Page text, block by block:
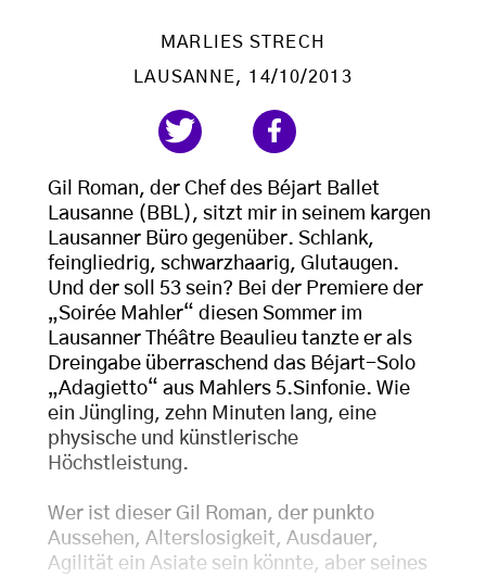
MARLIES STRECH
LAUSANNE , 14/10/2013
Gil Roman, der Chef des Béjart Ballet
Lausanne (BBL), sitzt mir in seinem kargen
Lausanner Büro gegenüber. Schlank,
feingliedrig, schwarzhaarig, Glutaugen.
Und der soll 53 sein? Bei der Premiere der
„Soirée Mahler“ diesen Sommer im
Lausanner Théâtre Beaulieu tanzte er als
Dreingabe überraschend das Béjart-Solo
„Adagietto“ aus Mahlers 5.Sinfonie. Wie
ein Jüngling, zehn Minuten lang, eine
physische und künstlerische
Höchstleistung.
Wer ist dieser Gil Roman, der punkto
Aussehen, Alterslosigkeit, Ausdauer,
Agilität ein Asiate sein könnte, aber seines